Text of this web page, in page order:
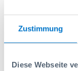
Zustimmung
Diese Webseite